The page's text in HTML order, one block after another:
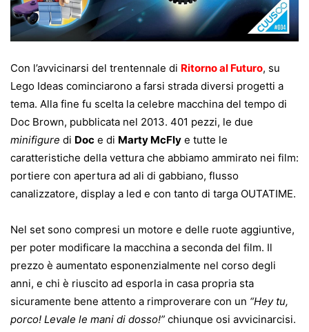
Con l’avvicinarsi del trentennale di Ritorno al Futuro, su
Lego Ideas cominciarono a farsi strada diversi progetti a
tema. Alla fine fu scelta la celebre macchina del tempo di
Doc Brown, pubblicata nel 2013. 401 pezzi, le due
minifigure di Doc e di Marty McFly e tutte le
caratteristiche della vettura che abbiamo ammirato nei film:
portiere con apertura ad ali di gabbiano, flusso
canalizzatore, display a led e con tanto di targa OUTATIME.
Nel set sono compresi un motore e delle ruote aggiuntive,
per poter modificare la macchina a seconda del film. Il
prezzo è aumentato esponenzialmente nel corso degli
anni, e chi è riuscito ad esporla in casa propria sta
sicuramente bene attento a rimproverare con un “Hey tu,
porco! Levale le mani di dosso!” chiunque osi avvicinarcisi.